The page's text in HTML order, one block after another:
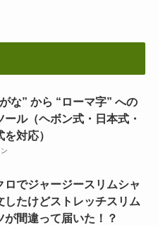
な” から “ローマ字” への
ール（ヘボン式・日本式・
対応）
ロでジャージースリムシャ
したけどストレッチスリム
が間違って届いた！？